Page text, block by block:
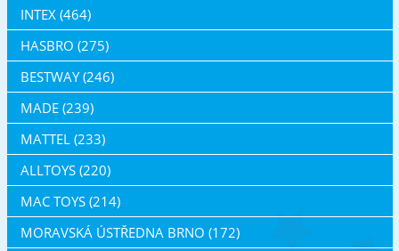
INTEX (464)
HASBRO (275)
BESTWAY (246)
MADE (239)
MATTEL (233)
ALLTOYS (220)
MAC TOYS (214)
MORAVSKÁ ÚSTŘEDNA BRNO (172)